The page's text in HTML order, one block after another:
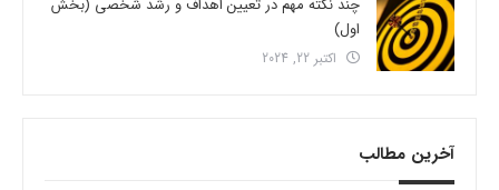
چند نکته مهم در تعیین اهداف و رشد شخصی (بخش
اول)
اکتبر 22, 2024
آخرین مطالب